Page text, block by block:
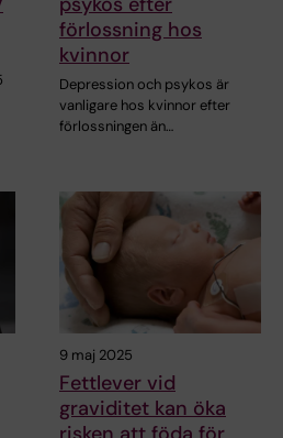
förlossning hos
kvinnor
Depression och psykos är
vanligare hos kvinnor efter
förlossningen än…
9 maj 2025
Fettlever vid
graviditet kan öka